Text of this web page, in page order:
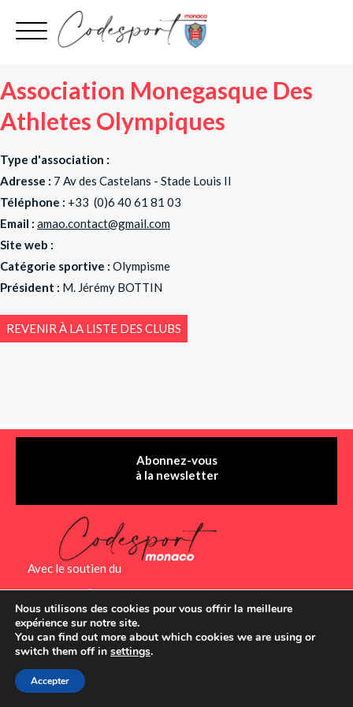
contenu
Association Monegasque Des
Athletes Olympiques
Type d'association :
Adresse : 7 Av des Castelans - Stade Louis II
Téléphone : +33 (0)6 40 61 81 03
Email : amao.contact@gmail.com
Site web :
Catégorie sportive : Olympisme
Président : M. Jérémy BOTTIN
REVENIR À LA LISTE DES CLUBS
Abonnez-vous
à la newsletter
Avec le soutien du
QUI SOMMES-NOUS ?
Nous utilisons des cookies pour vous offrir la meilleure
expérience sur notre site.
You can find out more about which cookies we are using or
switch them off in settings.
Accepter